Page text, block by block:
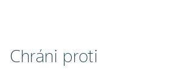
Chráni proti